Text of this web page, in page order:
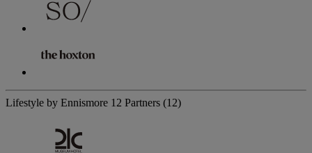
Lifestyle by Ennismore 12 Partners (12)